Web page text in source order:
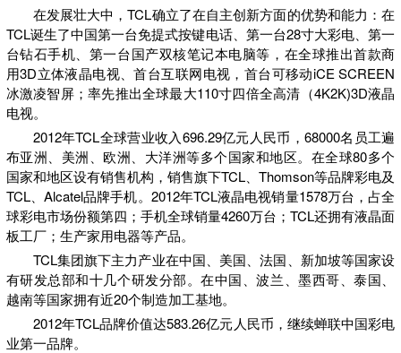
在发展壮大中，TCL确立了在自主创新方面的优势和能力：在
TCL诞生了中国第一台免提式按键电话、第一台28寸大彩电、第一
台钻石手机、第一台国产双核笔记本电脑等，在全球推出首款商
用3D立体液晶电视、首台互联网电视，首台可移动iCE SCREEN
冰激凌智屏；率先推出全球最大110寸四倍全高清（4K2K)3D液晶
电视。
2012年TCL全球营业收入696.29亿元人民币，68000名员工遍
布亚洲、美洲、欧洲、大洋洲等多个国家和地区。在全球80多个
国家和地区设有销售机构，销售旗下TCL、Thomson等品牌彩电及
TCL、Alcatel品牌手机。2012年TCL液晶电视销量1578万台，占全
球彩电市场份额第四；手机全球销量4260万台；TCL还拥有液晶面
板工厂；生产家用电器等产品。
TCL集团旗下主力产业在中国、美国、法国、新加坡等国家设
有研发总部和十几个研发分部。在中国、波兰、墨西哥、泰国、
越南等国家拥有近20个制造加工基地。
2012年TCL品牌价值达583.26亿元人民币，继续蝉联中国彩电
业第一品牌。